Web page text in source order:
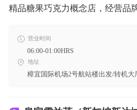
精品糖果巧克力概念店，经营品
营业时间
06:00-01:00HRS
地址
樟宜国际机场2号航站楼出发/转机大